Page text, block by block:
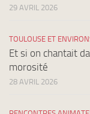
29 AVRIL 2026
TOULOUSE ET
Et si on chantait
morosité
28 AVRIL 2026